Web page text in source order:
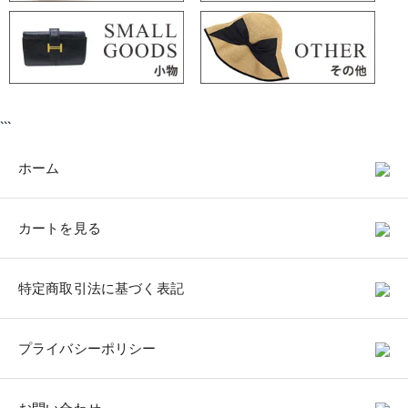
```
ホーム
カートを見る
特定商取引法に基づく表記
プライバシーポリシー